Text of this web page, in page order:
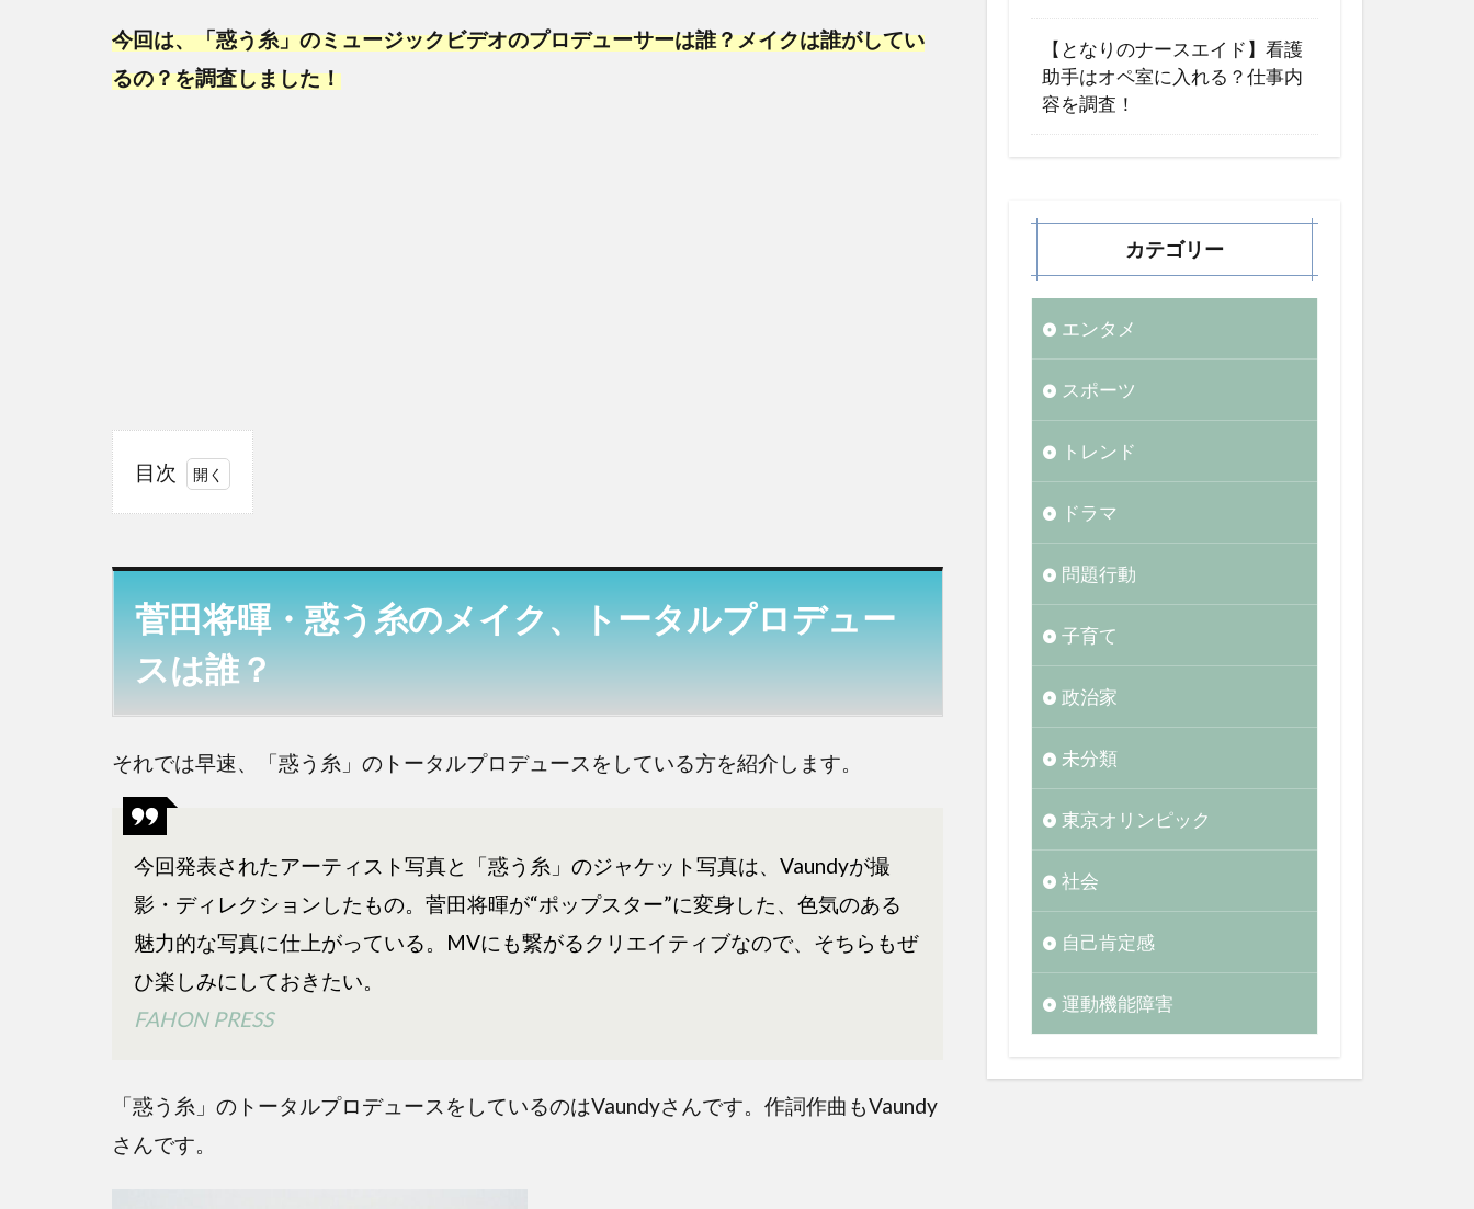
今回は、「惑う糸」のミュージックビデオのプロデューサーは誰？メイクは誰がしてい
るの？を調査しました！
目次
1
将
惑う
メイ
タル
デュ
ース
は
誰？
2
菅田
将
暉・
メイ
ク担
当
菅田将暉・惑う糸のメイク、トータルプロデュー
スは誰？
それでは早速、「惑う糸」のトータルプロデュースをしている方を紹介します。
今回発表されたアーティスト写真と「惑う糸」のジャケット写真は、Vaundyが撮
影・ディレクションしたもの。菅田将暉が“ポップスター”に変身した、色気のある
魅力的な写真に仕上がっている。MVにも繋がるクリエイティブなので、そちらもぜ
ひ楽しみにしておきたい。
FAHON PRESS
「惑う糸」のトータルプロデュースをしているのはVaundyさんです。作詞作曲もVaundy
さんです。
【となりのナースエイド】看護
助手はオペ室に入れる？仕事内
容を調査！
カテゴリー
エンタメ
スポーツ
トレンド
ドラマ
問題行動
子育て
政治家
未分類
東京オリンピック
社会
自己肯定感
運動機能障害